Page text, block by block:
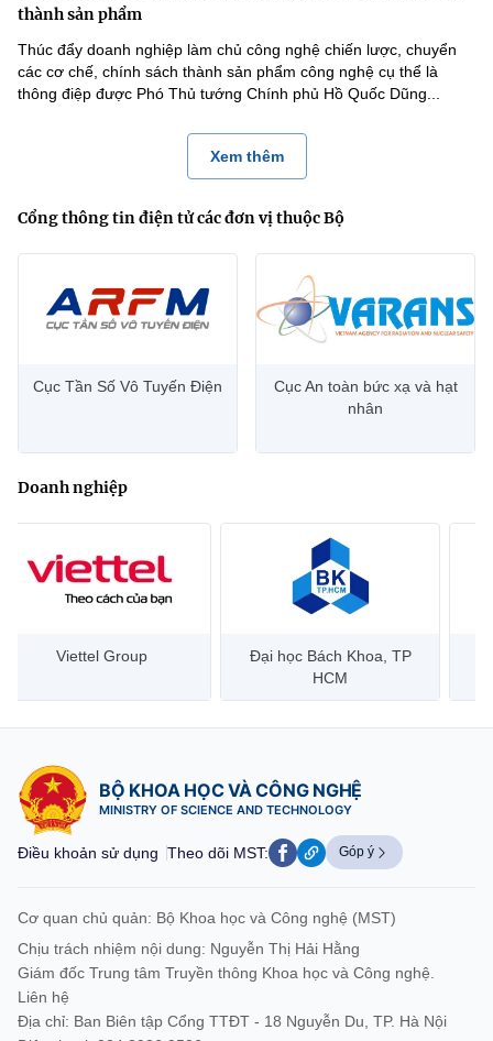
thành sản phẩm
Thúc đẩy doanh nghiệp làm chủ công nghệ chiến lược, chuyển
các cơ chế, chính sách thành sản phẩm công nghệ cụ thể là
thông điệp được Phó Thủ tướng Chính phủ Hồ Quốc Dũng...
Xem thêm
Cổng thông tin điện tử các đơn vị thuộc Bộ
Cục Tần Số Vô Tuyến Điện
Cục An toàn bức xạ và hạt
nhân
Doanh nghiệp
Đại học Bách Khoa, TP
Bưu điện Việt Nam –
Vietnam Post
BỘ KHOA HỌC VÀ CÔNG NGHỆ
MINISTRY OF SCIENCE AND TECHNOLOGY
Điều khoản sử dụng Theo dõi MST: Góp ý
Cơ quan chủ quản: Bộ Khoa học và Công nghệ (MST)
Chịu trách nhiệm nội dung: Nguyễn Thị Hải Hằng
Giám đốc Trung tâm Truyền thông Khoa học và Công nghệ.
Liên hệ
Địa chỉ: Ban Biên tập Cổng TTĐT - 18 Nguyễn Du, TP. Hà Nội